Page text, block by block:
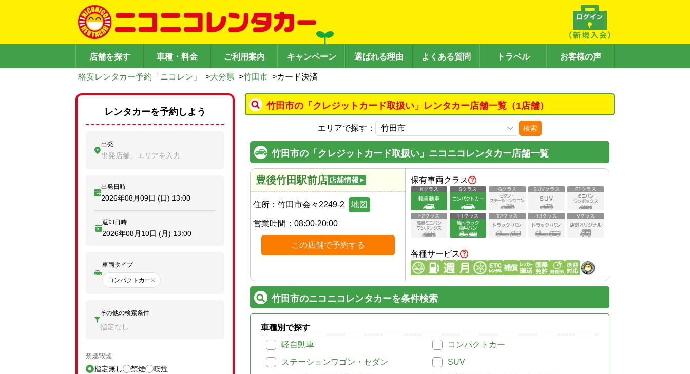
店舗を探す 車種・料金 ご利用案内 キャンペーン 選ばれる理由 よくある質問 トラベル お客様の声
格安レンタカー予約「ニコレン」 >大分県 >竹田市 >カード決済
竹田市の「クレジットカード取扱い」レンタカー店舗一覧（1店舗）
エリアで探す： 検索
竹田市の「クレジットカード取扱い」ニコニコレンタカー店舗一覧
豊後竹田駅前店
住所： 竹田市会々2249-2 地図
営業時間： 08:00-20:00
この店舗で予約する
保有車両クラス
各種サービス
竹田市のニコニコレンタカーを条件検索
車種別で探す
軽自動車
コンパクトカー
ステーションワゴン・セダン
SUV
レンタカーを予約しよう
出発
出発店舗、エリアを入力
出発日時
2026年08月09日 (日) 13:00
返却日時
2026年08月10日 (月) 13:00
車両タイプ
コンパクトカー
その他の検索条件
指定なし
禁煙/喫煙
指定無し 禁煙 喫煙